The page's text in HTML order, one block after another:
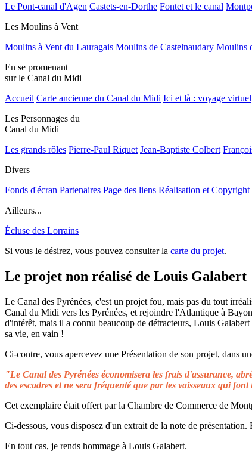
Le Pont-canal d'Agen Castets-en-Dorthe Fontet et le canal
Les Moulins à Vent
Moulins à Vent du Lauragais Moulins de Castelnaudary Moulins
En se promenant
sur le Canal du Midi
Accueil Carte ancienne du Canal du Midi Ici et là : voyage virtuel
Les Personnages du
Canal du Midi
Les grands rôles Pierre-Paul Riquet Jean-Baptiste Colbert
Divers
Fonds d'écran Partenaires Page des liens Réalisation et Copyright
Ailleurs...
Écluse des Lorrains
Si vous le désirez, vous pouvez consulter la carte du projet.
Le projet non réalisé de Louis Galabert
Le Canal des Pyrénées, c'est un projet fou, mais pas du tout
Canal du Midi vers les Pyrénées, et rejoindre l'Atlantique à
d'intérêt, mais il a connu beaucoup de détracteurs, Louis
sa vie, en vain !
Ci-contre, vous apercevez une Présentation de son projet, dans
"Le Canal des Pyrénées économisera les frais d'assurance,
des escadres et ne sera fréquenté que par les vaisseaux qui
Cet exemplaire était offert par la Chambre de Commerce de
Ci-dessous, vous disposez d'un extrait de la note de présentation.
En tout cas, je rends hommage à Louis Galabert.